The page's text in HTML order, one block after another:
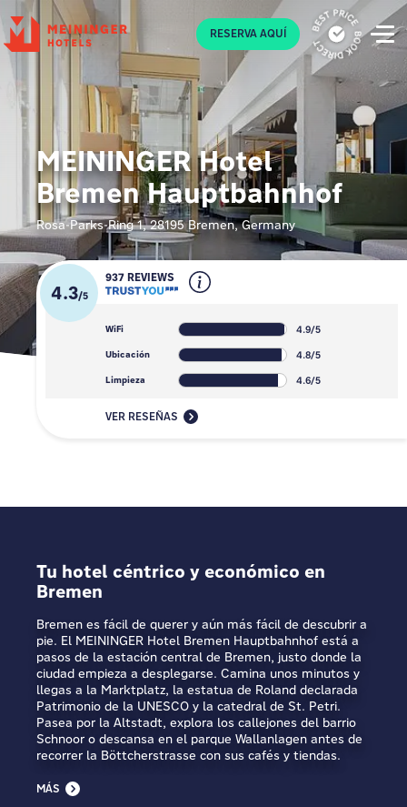
P RESERVA AQUÍ
MEININGER Hotel
Bremen Hauptbahnhof
Rosa-Parks-Ring 1, 28195 Bremen, Germany
4.3/5
937 REVIEWS
WiFi 4.9/5
Ubicación 4.8/5
Limpieza 4.6/5
VER RESEÑAS
Tu hotel céntrico y económico en
Bremen
Bremen es fácil de querer y aún más fácil de descubrir a
pie. El MEININGER Hotel Bremen Hauptbahnhof está a
pasos de la estación central de Bremen, justo donde la
ciudad empieza a desplegarse. Camina unos minutos y
llegas a la Marktplatz, la estatua de Roland declarada
Patrimonio de la UNESCO y la catedral de St. Petri.
Pasea por la Altstadt, explora los callejones del barrio
Schnoor o descansa en el parque Wallanlagen antes de
recorrer la Böttcherstrasse con sus cafés y tiendas.
MÁS